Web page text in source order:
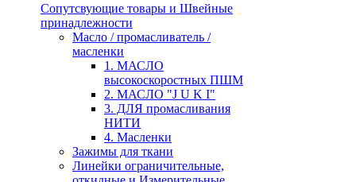
Сопутсвующие товары и Швейные
принадлежности
Масло / промасливатель /
масленки
1. МАСЛО
высокоскоростных ПШМ
2. МАСЛО "J U K I"
3. ДЛЯ промасливания
НИТИ
4. Масленки
Зажимы для ткани
Линейки ограничительные,